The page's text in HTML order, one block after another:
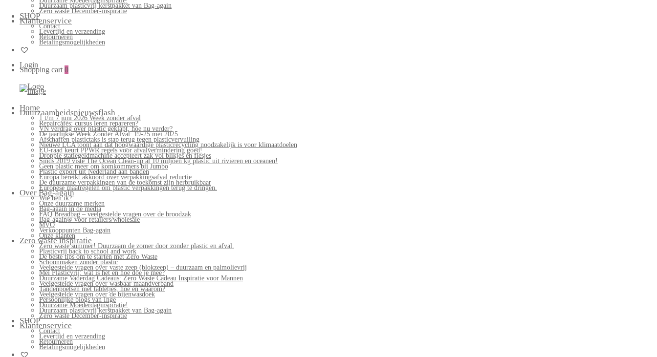
Duurzaam plasticvrij kerstpakket van Bag-again
Zero waste December-inspiratie
SHOP
Klantenservice
Contact
Levertijd en verzending
Retourneren
Betalingsmogelijkheden
Login
Shopping cart 0
again
Primary
Menu Home
Duurzaamheidsnieuwsflash
1 t/m 7 juni 2026 Week zonder afval
Repaircafés: cursus leren repareren?
VN verdrag over plastic geklapt, hoe nu verder?
De jaarlijkse Week Zonder Afval: 19-25 mei 2025
Afschaffen plastictaks is stap terug tegen plasticvervuiling
Nieuwe LCA toont aan dat hoogwaardige plasticrecycling noodzakelijk is voor klimaatdoelen
EU-raad keurt PPWR regels voor afvalvermindering goed!
Droppie statiegeldmachine accepteert zak vol blikjes en flesjes
Sinds 2019 viste The Ocean Clean-up al 10 miljoen kg plastic uit rivieren en oceanen!
Geen plastic meer om komkommers bij Jumbo
Plastic export uit Nederland aan banden
Europa bereikt akkoord over verpakkingsafval reductie
De duurzame verpakkingen van de toekomst zijn herbruikbaar
Europese maatregelen om plastic verpakkingen terug te dringen.
Over Bag-again
Wie ben ik?
Onze duurzame merken
Bag-again in de media
FAQ Breadbag – veelgestelde vragen over de broodzak
Bag-again® voor retailers/wholesale
MVO
Verkooppunten Bag-again
Onze klanten
Zero waste inspiratie
Zero waste summer! Duurzaam de zomer door zonder plastic en afval.
Plasticvrij back to school and work
De beste tips om te starten met Zero Waste
Schoonmaken zonder plastic
Veelgestelde vragen over vaste zeep (blokzeep) – duurzaam en palmolievrij
Mei Plasticvrij: wat is het en hoe doe je mee?
Duurzame Vaderdag Cadeaus: Zero Waste Cadeau Inspiratie voor Mannen
Veelgestelde vragen over wasbaar maandverband
Tandenpoetsen met tabletjes, hoe en waarom?
Veelgestelde vragen over de bijenwasdoek
Persoonlijke blogs van Inge
Duurzame Moederdaginspiratie!
Duurzaam plasticvrij kerstpakket van Bag-again
Zero waste December-inspiratie
SHOP
Klantenservice
Contact
Levertijd en verzending
Retourneren
Betalingsmogelijkheden